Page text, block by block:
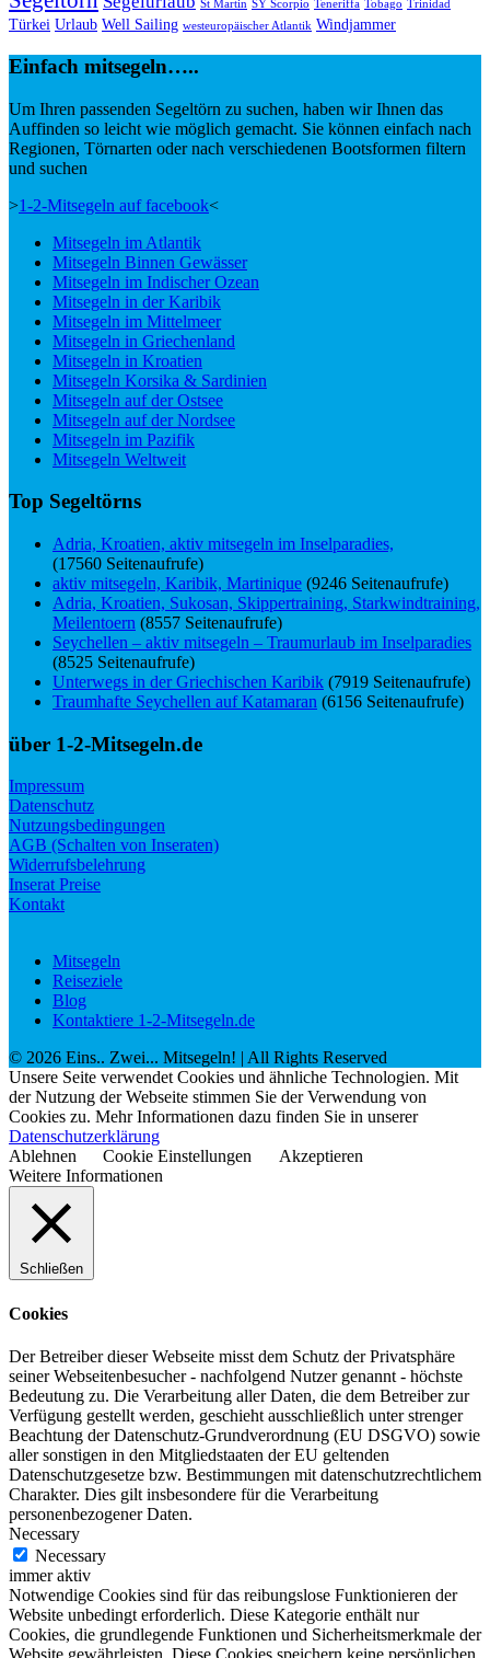
St Martin SY Scorpio Teneriffa Tobago Trinidad
Türkei Urlaub Well Sailing westeuropäischer Atlantik Windjammer
Einfach mitsegeln…..
Um Ihren passenden Segeltörn zu suchen, haben wir Ihnen das
Auffinden so leicht wie möglich gemacht. Sie können einfach nach
Regionen, Törnarten oder nach verschiedenen Bootsformen filtern
und suchen
>1-2-Mitsegeln auf facebook<
Mitsegeln im Atlantik
Mitsegeln Binnen Gewässer
Mitsegeln im Indischer Ozean
Mitsegeln in der Karibik
Mitsegeln im Mittelmeer
Mitsegeln in Griechenland
Mitsegeln in Kroatien
Mitsegeln Korsika & Sardinien
Mitsegeln auf der Ostsee
Mitsegeln auf der Nordsee
Mitsegeln im Pazifik
Mitsegeln Weltweit
Top Segeltörns
Adria, Kroatien, aktiv mitsegeln im Inselparadies,
(17560 Seitenaufrufe)
aktiv mitsegeln, Karibik, Martinique (9246 Seitenaufrufe)
Adria, Kroatien, Sukosan, Skippertraining, Starkwindtraining,
Meilentoern (8557 Seitenaufrufe)
Seychellen – aktiv mitsegeln – Traumurlaub im Inselparadies
(8525 Seitenaufrufe)
Unterwegs in der Griechischen Karibik (7919 Seitenaufrufe)
Traumhafte Seychellen auf Katamaran (6156 Seitenaufrufe)
über 1-2-Mitsegeln.de
Impressum
Datenschutz
Nutzungsbedingungen
AGB (Schalten von Inseraten)
Widerrufsbelehrung
Inserat Preise
Kontakt
Mitsegeln
Reiseziele
Blog
Kontaktiere 1-2-Mitsegeln.de
© 2026 Eins.. Zwei... Mitsegeln! | All Rights Reserved
Unsere Seite verwendet Cookies und ähnliche Technologien. Mit
der Nutzung der Webseite stimmen Sie der Verwendung von
Cookies zu. Mehr Informationen dazu finden Sie in unserer
Datenschutzerklärung
Ablehnen
Cookie Einstellungen
Akzeptieren
Weitere Informationen
Schließen
Cookies
Der Betreiber dieser Webseite misst dem Schutz der Privatsphäre
seiner Webseitenbesucher - nachfolgend Nutzer genannt - höchste
Bedeutung zu. Die Verarbeitung aller Daten, die dem Betreiber zur
Verfügung gestellt werden, geschieht ausschließlich unter strenger
Beachtung der Datenschutz-Grundverordnung (EU DSGVO) sowie
aller sonstigen in den Mitgliedstaaten der EU geltenden
Datenschutzgesetze bzw. Bestimmungen mit datenschutzrechtlichem
Charakter. Dies gilt insbesondere für die Verarbeitung
personenbezogener Daten.
Necessary
Necessary
immer aktiv
Notwendige Cookies sind für das reibungslose Funktionieren der
Website unbedingt erforderlich. Diese Kategorie enthält nur
Cookies, die grundlegende Funktionen und Sicherheitsmerkmale der
Website gewährleisten. Diese Cookies speichern keine persönlichen